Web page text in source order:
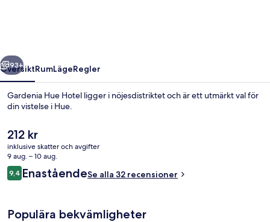
Nästa
93+
ÖversiktRumLägeRegler
Gardenia Hue Hotel ligger i nöjesdistriktet och är ett utmärkt val för
din vistelse i Hue.
Det
nuvarande
priset
är
212 kr
212 kr
inklusive skatter och avgifter
9 aug. – 10 aug.
Recensioner
9,49,4 av 10,
EnaståendeSe alla 32 recensioner
Populära bekvämligheter